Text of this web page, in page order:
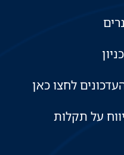
לחצו כאן
על תקלות